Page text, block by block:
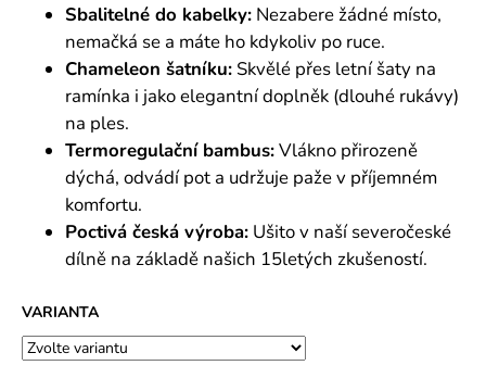
Sbalitelné do kabelky: Nezabere žádné místo,
nemačká se a máte ho kdykoliv po ruce.
Chameleon šatníku: Skvělé přes letní šaty na
ramínka i jako elegantní doplněk (dlouhé rukávy)
na ples.
Termoregulační bambus:Vlákno přirozeně
dýchá, odvádí pot a udržuje paže v příjemném
komfortu.
Poctivá česká výroba: Ušito v naší severočeské
dílně na základě našich 15letých zkušeností.
VARIANTA